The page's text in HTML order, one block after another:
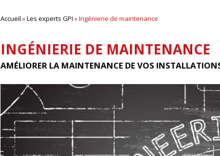
Accueil »Les experts GPI »Ingénierie de maintenance
INGÉNIERIE DE MAINTENANCE
AMÉLIORER LA MAINTENANCE DE VOS